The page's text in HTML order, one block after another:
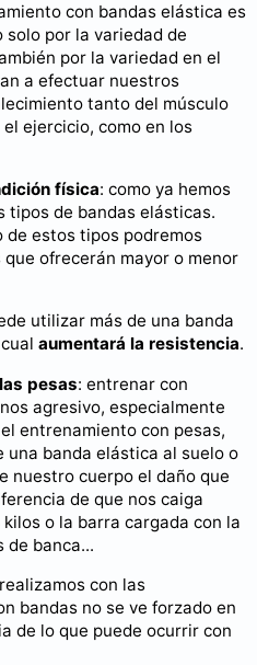
con bandas elástica es
por la variedad de
por la variedad en el
a efectuar nuestros
tanto del músculo
ejercicio, como en los
física: como ya hemos
de bandas elásticas.
de estos tipos podremos
ofrecerán mayor o menor
utilizar más de una banda
aumentará la resistencia.
pesas: entrenar con
agresivo, especialmente
entrenamiento con pesas,
una banda elástica al suelo o
nuestro cuerpo el daño que
de que nos caiga
o la barra cargada con la
de banca...
con las
bandas no se ve forzado en
de lo que puede ocurrir con